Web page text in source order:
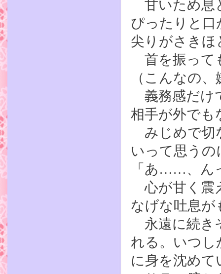
甘いため息
ぴったりと口
尖りがさき
首を振って
（こんなの
義務感だけ
相手が外でも
みじめで切
いって思う
「あ……、ん
心が甘く震
なげな吐息が
永遠に続き
れる。いつし
に身を沈めて